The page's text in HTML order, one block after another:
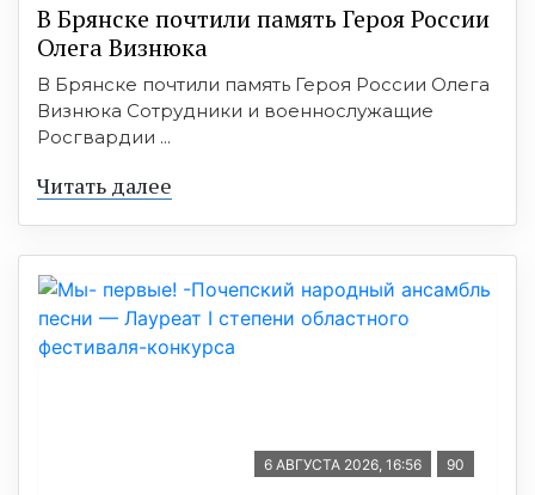
В Брянске почтили память Героя России
Олега Визнюка
В Брянске почтили память Героя России Олега
Визнюка Сотрудники и военнослужащие
Росгвардии ...
Читать далее
6 АВГУСТА 2026, 16:56 90